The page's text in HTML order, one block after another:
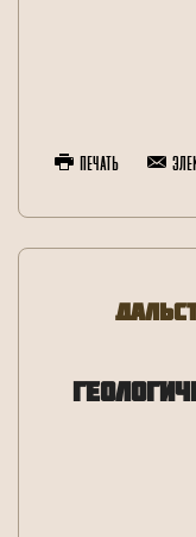
Печать